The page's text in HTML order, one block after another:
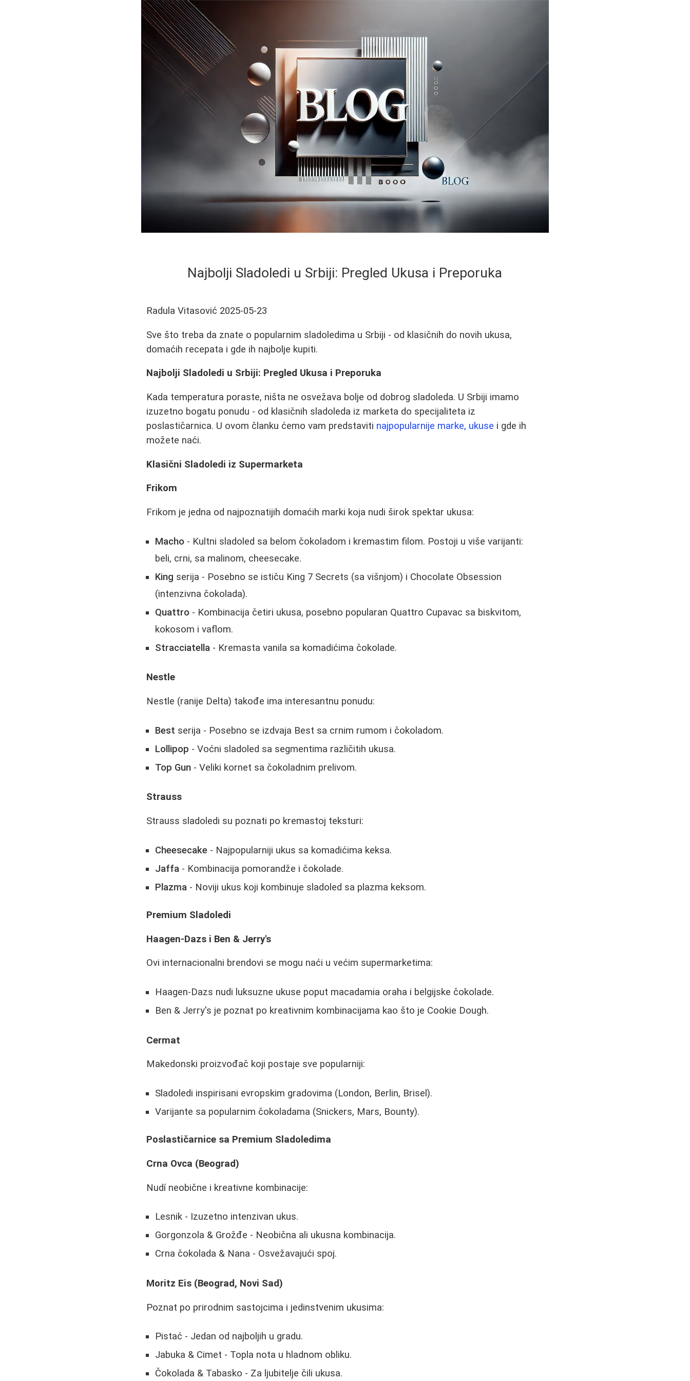
Najbolji Sladoledi u Srbiji: Pregled Ukusa i Preporuka
Radula Vitasović 2025-05-23
Sve što treba da znate o popularnim sladoledima u Srbiji - od klasičnih do novih ukusa,
domaćih recepata i gde ih najbolje kupiti.
Najbolji Sladoledi u Srbiji: Pregled Ukusa i Preporuka
Kada temperatura poraste, ništa ne osvežava bolje od dobrog sladoleda. U Srbiji imamo
izuzetno bogatu ponudu - od klasičnih sladoleda iz marketa do specijaliteta iz
poslastičarnica. U ovom članku ćemo vam predstaviti najpopularnije marke, ukuse i gde ih
možete naći.
Klasični Sladoledi iz Supermarketa
Frikom
Frikom je jedna od najpoznatijih domaćih marki koja nudi širok spektar ukusa:
Macho - Kultni sladoled sa belom čokoladom i kremastim filom. Postoji u više varijanti:
beli, crni, sa malinom, cheesecake.
King serija - Posebno se ističu King 7 Secrets (sa višnjom) i Chocolate Obsession
(intenzivna čokolada).
Quattro - Kombinacija četiri ukusa, posebno popularan Quattro Cupavac sa biskvitom,
kokosom i vaflom.
Stracciatella - Kremasta vanila sa komadićima čokolade.
Nestle
Nestle (ranije Delta) takođe ima interesantnu ponudu:
Best serija - Posebno se izdvaja Best sa crnim rumom i čokoladom.
Lollipop - Voćni sladoled sa segmentima različitih ukusa.
Top Gun - Veliki kornet sa čokoladnim prelivom.
Strauss
Strauss sladoledi su poznati po kremastoj teksturi:
Cheesecake - Najpopularniji ukus sa komadićima keksa.
Jaffa - Kombinacija pomorandže i čokolade.
Plazma - Noviji ukus koji kombinuje sladoled sa plazma keksom.
Premium Sladoledi
Haagen-Dazs i Ben & Jerry's
Ovi internacionalni brendovi se mogu naći u većim supermarketima:
Haagen-Dazs nudi luksuzne ukuse poput macadamia oraha i belgijske čokolade.
Ben & Jerry's je poznat po kreativnim kombinacijama kao što je Cookie Dough.
Cermat
Makedonski proizvođač koji postaje sve popularniji:
Sladoledi inspirisani evropskim gradovima (London, Berlin, Brisel).
Varijante sa popularnim čokoladama (Snickers, Mars, Bounty).
Poslastičarnice sa Premium Sladoledima
Crna Ovca (Beograd)
Nudí neobične i kreativne kombinacije:
Lesnik - Izuzetno intenzivan ukus.
Gorgonzola & Grožđe - Neobična ali ukusna kombinacija.
Crna čokolada & Nana - Osvežavajući spoj.
Moritz Eis (Beograd, Novi Sad)
Poznat po prirodnim sastojcima i jedinstvenim ukusima:
Pistać - Jedan od najboljih u gradu.
Jabuka & Cimet - Topla nota u hladnom obliku.
Čokolada & Tabasko - Za ljubitelje čili ukusa.